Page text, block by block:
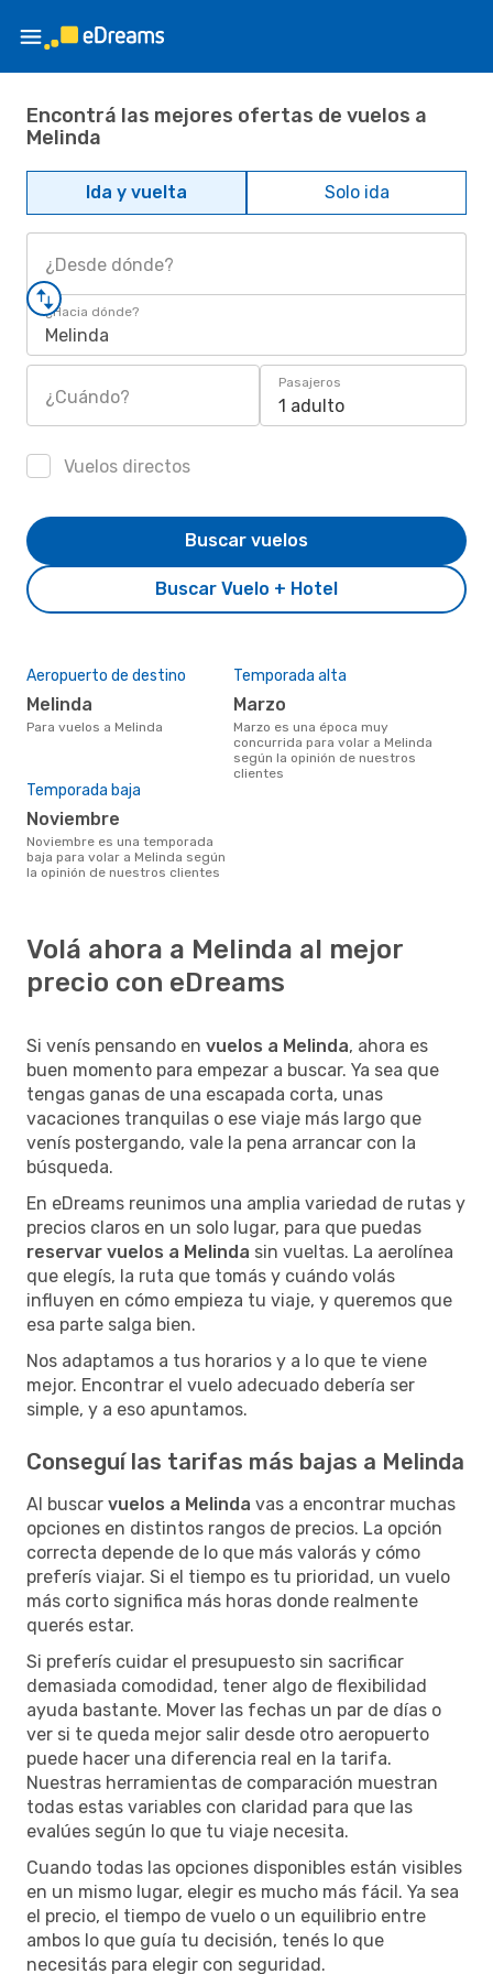
Encontrá las mejores ofertas de vuelos a
Melinda
Ida y vuelta Solo ida
¿Desde dónde?
¿Hacia dónde?
Melinda
¿Cuándo?
Pasajeros
1 adulto
Vuelos directos
Buscar Vuelo + Hotel
Buscar vuelos
Aeropuerto de destino
Melinda
Para vuelos a Melinda
Temporada alta
marzo
marzo es una época muy
concurrida para volar a Melinda
según la opinión de nuestros
clientes
Temporada baja
noviembre
noviembre es una temporada
baja para volar a Melinda según
la opinión de nuestros clientes
Volá ahora a Melinda al mejor
precio con eDreams
Si venís pensando en vuelos a Melinda, ahora es
buen momento para empezar a buscar. Ya sea que
tengas ganas de una escapada corta, unas
vacaciones tranquilas o ese viaje más largo que
venís postergando, vale la pena arrancar con la
búsqueda.
En eDreams reunimos una amplia variedad de rutas y
precios claros en un solo lugar, para que puedas
reservar vuelos a Melinda sin vueltas. La aerolínea
que elegís, la ruta que tomás y cuándo volás
influyen en cómo empieza tu viaje, y queremos que
esa parte salga bien.
Nos adaptamos a tus horarios y a lo que te viene
mejor. Encontrar el vuelo adecuado debería ser
simple, y a eso apuntamos.
Conseguí las tarifas más bajas a Melinda
Al buscar vuelos a Melinda vas a encontrar muchas
opciones en distintos rangos de precios. La opción
correcta depende de lo que más valorás y cómo
preferís viajar. Si el tiempo es tu prioridad, un vuelo
más corto significa más horas donde realmente
querés estar.
Si preferís cuidar el presupuesto sin sacrificar
demasiada comodidad, tener algo de flexibilidad
ayuda bastante. Mover las fechas un par de días o
ver si te queda mejor salir desde otro aeropuerto
puede hacer una diferencia real en la tarifa.
Nuestras herramientas de comparación muestran
todas estas variables con claridad para que las
evalúes según lo que tu viaje necesita.
Cuando todas las opciones disponibles están visibles
en un mismo lugar, elegir es mucho más fácil. Ya sea
el precio, el tiempo de vuelo o un equilibrio entre
ambos lo que guía tu decisión, tenés lo que
necesitás para elegir con seguridad.